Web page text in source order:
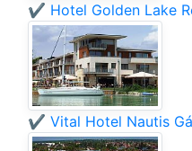
✔️ Hotel Golden Lake
✔️ Vital Hotel Nautis